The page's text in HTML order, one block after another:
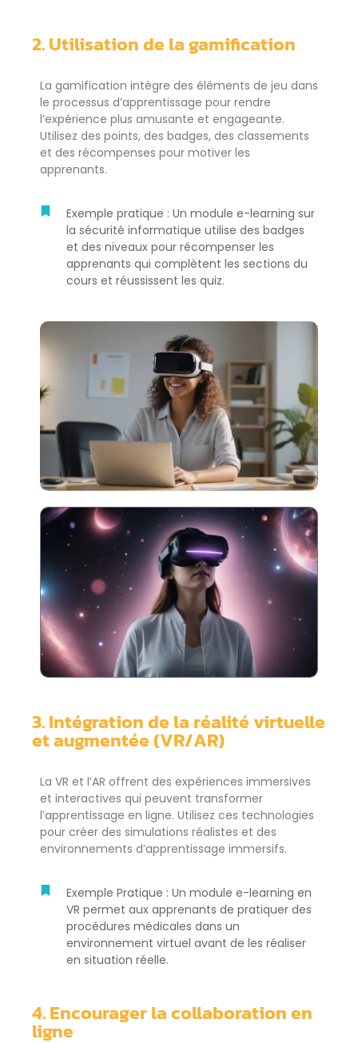
2. Utilisation de la gamification
La gamification intègre des éléments de jeu dans
le processus d’apprentissage pour rendre
l’expérience plus amusante et engageante.
Utilisez des points, des badges, des classements
et des récompenses pour motiver les
apprenants.
Exemple pratique : Un module e-learning sur
la sécurité informatique utilise des badges
et des niveaux pour récompenser les
apprenants qui complètent les sections du
cours et réussissent les quiz.
3. Intégration de la réalité virtuelle
et augmentée (VR/AR)
La VR et l’AR offrent des expériences immersives
et interactives qui peuvent transformer
l’apprentissage en ligne. Utilisez ces technologies
pour créer des simulations réalistes et des
environnements d’apprentissage immersifs.
Exemple Pratique : Un module e-learning en
VR permet aux apprenants de pratiquer des
procédures médicales dans un
environnement virtuel avant de les réaliser
en situation réelle.
4. Encourager la collaboration en
ligne